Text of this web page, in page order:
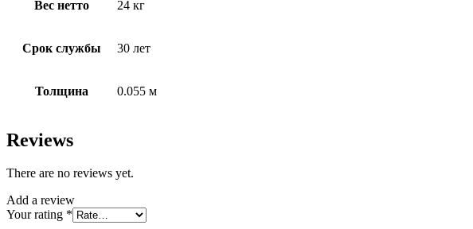
Вес нетто 24 кг
Срок службы 30 лет
Толщина 0.055 м
Reviews
There are no reviews yet.
Add a review
Your rating *